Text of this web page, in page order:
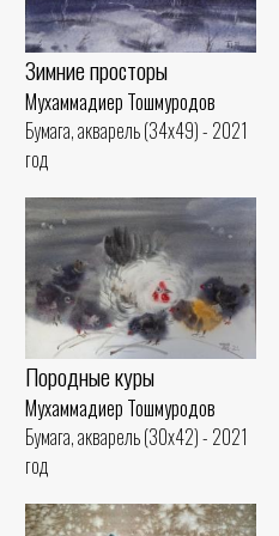
Зимние просторы
Мухаммадиер Тошмуродов
Бумага, акварель (34x49) - 2021
год
Породные куры
Мухаммадиер Тошмуродов
Бумага, акварель (30x42) - 2021
год